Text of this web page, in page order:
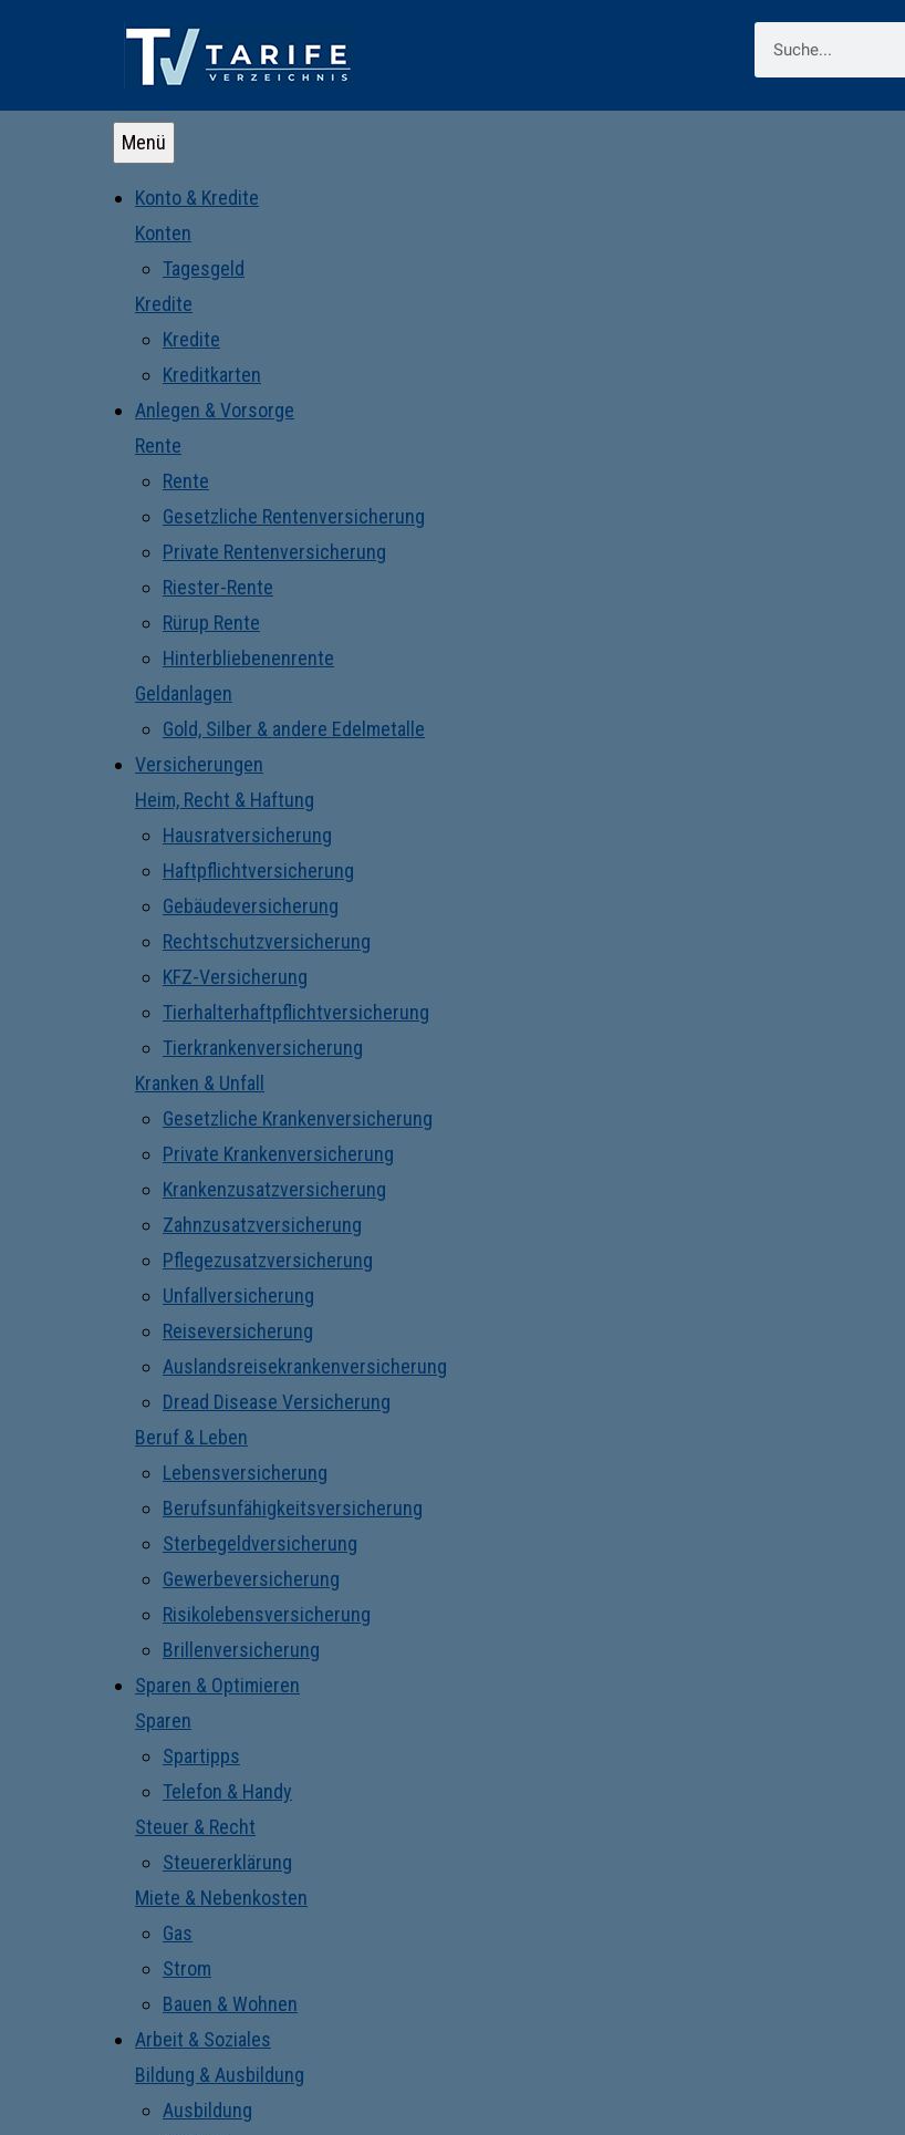
Menü
Konto & Kredite
Konten
Tagesgeld
Kredite
Kredite
Kreditkarten
Anlegen & Vorsorge
Rente
Rente
Gesetzliche Rentenversicherung
Private Rentenversicherung
Riester-Rente
Rürup Rente
Hinterbliebenenrente
Geldanlagen
Gold, Silber & andere Edelmetalle
Versicherungen
Heim, Recht & Haftung
Hausratversicherung
Haftpflichtversicherung
Gebäudeversicherung
Rechtschutzversicherung
KFZ-Versicherung
Tierhalterhaftpflichtversicherung
Tierkrankenversicherung
Kranken & Unfall
Gesetzliche Krankenversicherung
Private Krankenversicherung
Krankenzusatzversicherung
Zahnzusatzversicherung
Pflegezusatzversicherung
Unfallversicherung
Reiseversicherung
Auslandsreisekrankenversicherung
Dread Disease Versicherung
Beruf & Leben
Lebensversicherung
Berufsunfähigkeitsversicherung
Sterbegeldversicherung
Gewerbeversicherung
Risikolebensversicherung
Brillenversicherung
Sparen & Optimieren
Sparen
Spartipps
Telefon & Handy
Steuer & Recht
Steuererklärung
Miete & Nebenkosten
Gas
Strom
Bauen & Wohnen
Arbeit & Soziales
Bildung & Ausbildung
Ausbildung